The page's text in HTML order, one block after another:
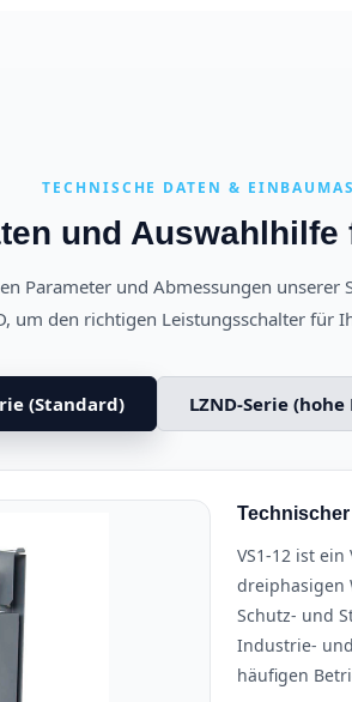
TECHNISCHE DATEN &
und Auswahlhilfe
Parameter und Abmessungen unserer
um den richtigen Leistungsschalter für
(Standard) LZND-Serie
VS1-12 ist
dreiphasigen
Schutz- und
Industrie-
häufigen